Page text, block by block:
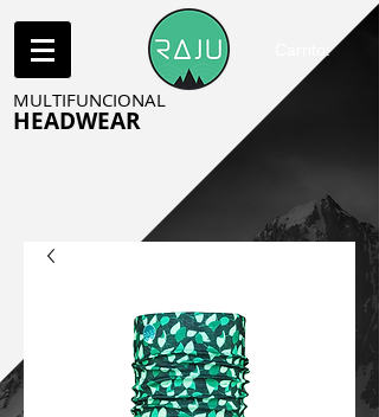
Carrito:
MULTIFUNCIONAL
HEADWEAR